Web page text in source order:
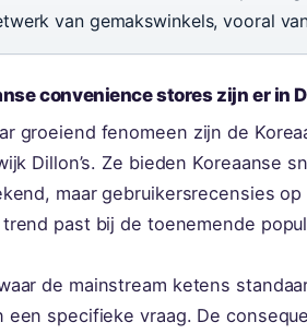
van gemakswinkels, vooral
convenience stores zijn er in
groeiend fenomeen zijn de
Dillon’s. Ze bieden Koreaanse
maar gebruikersrecensies
past bij de toenemende
de mainstream ketens
een specifieke vraag. De